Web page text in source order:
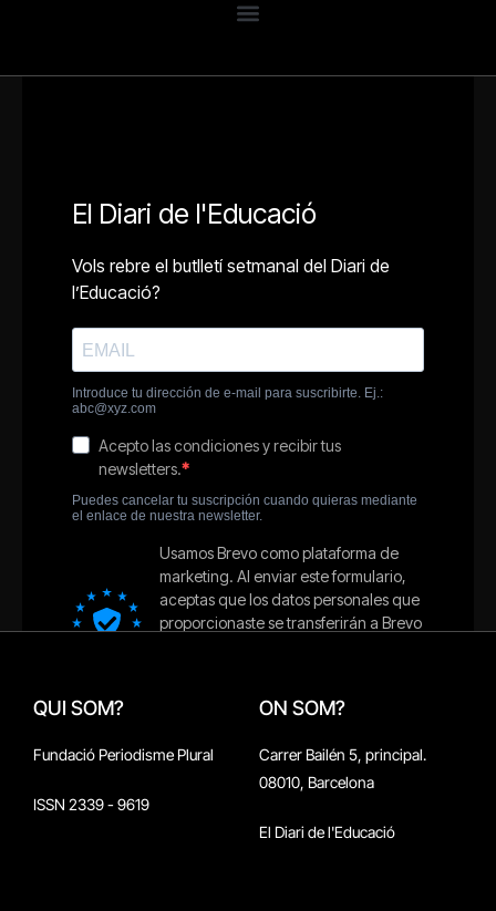
QUI SOM?
Fundació Periodisme Plural
ISSN 2339 - 9619
ON SOM?
Carrer Bailén 5, principal.
08010, Barcelona
El Diari de l'Educació